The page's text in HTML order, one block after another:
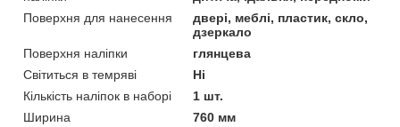
Поверхня для нанесення
двері, меблі, пластик, скло,
дзеркало
Поверхня наліпки
глянцева
Світиться в темряві
Ні
Кількість наліпок в наборі
1 шт.
Ширина
760 мм